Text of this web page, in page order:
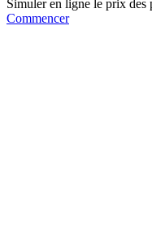
Simuler en ligne le prix des
Commencer